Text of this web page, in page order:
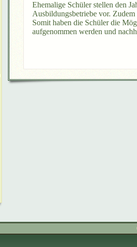
Ehemalige Schüler stellen den
Ausbildungsbetriebe vor.
Somit haben die Schüler die
aufgenommen werden und